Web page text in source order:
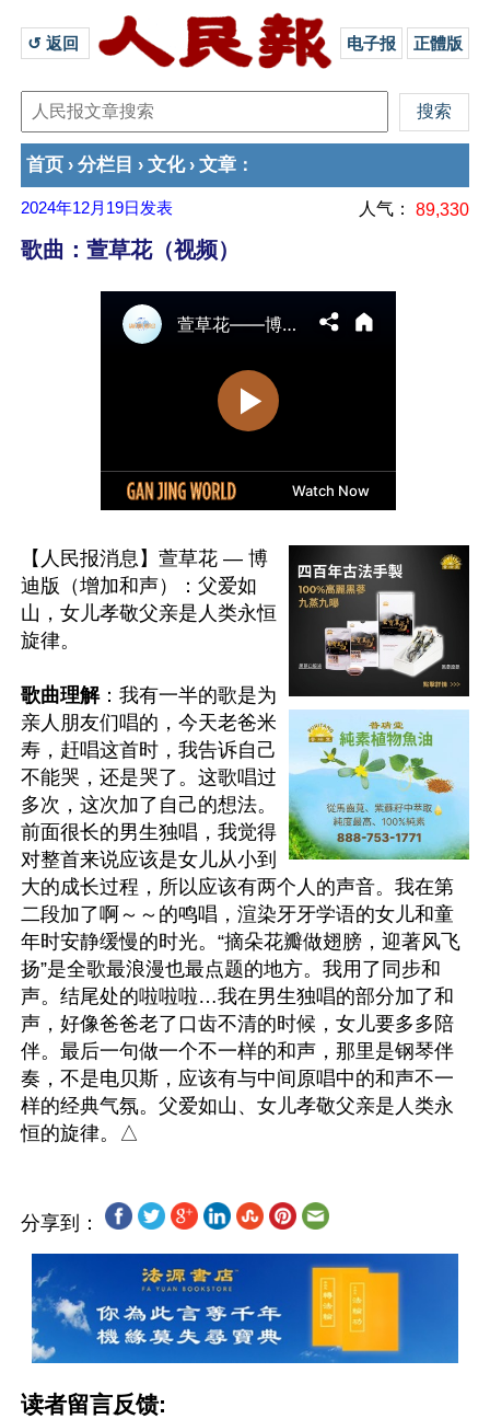
↺ 返回 电子报 正體版
首页 › 分栏目 › 文化› 文章 ：
2024年12月19日 发表 人气： 89,330
歌曲：萱草花（视频）
【人民报消息】萱草花 — 博
迪版（增加和声）：父爱如
山，女儿孝敬父亲是人类永恒
旋律。
歌曲理解：我有一半的歌是为
亲人朋友们唱的，今天老爸米
寿，赶唱这首时，我告诉自己
不能哭，还是哭了。这歌唱过
多次，这次加了自己的想法。
前面很长的男生独唱，我觉得
对整首来说应该是女儿从小到
大的成长过程，所以应该有两个人的声音。我在第
二段加了啊～～的鸣唱，渲染牙牙学语的女儿和童
年时安静缓慢的时光。“摘朵花瓣做翅膀，迎著风飞
扬”是全歌最浪漫也最点题的地方。我用了同步和
声。结尾处的啦啦啦…我在男生独唱的部分加了和
声，好像爸爸老了口齿不清的时候，女儿要多多陪
伴。最后一句做一个不一样的和声，那里是钢琴伴
奏，不是电贝斯，应该有与中间原唱中的和声不一
样的经典气氛。父爱如山、女儿孝敬父亲是人类永
分享到：
读者留言反馈: